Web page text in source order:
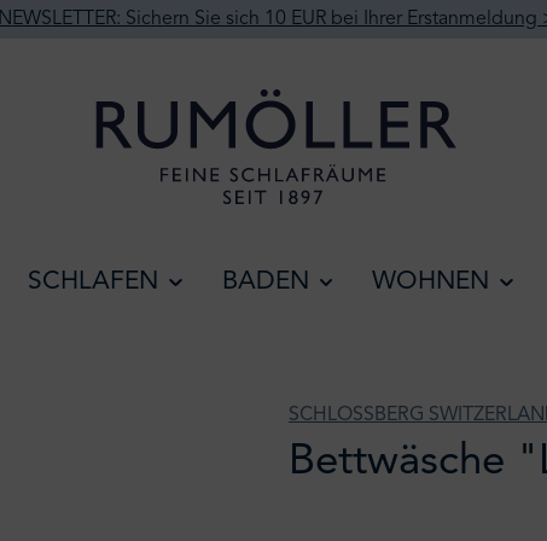
NEWSLETTER: Sichern Sie sich 10 EUR bei Ihrer Erstanmeldung
SCHLAFEN BADEN WOHNEN
SCHLOSSBERG
Bettwäsche